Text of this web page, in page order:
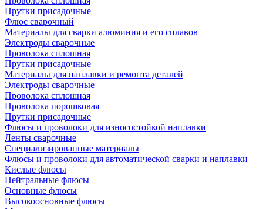
Прутки присадочные
Флюс сварочный
Материалы для сварки алюминия и его сплавов
Электроды сварочные
Проволока сплошная
Прутки присадочные
Материалы для наплавки и ремонта деталей
Электроды сварочные
Проволока сплошная
Проволока порошковая
Прутки присадочные
Флюсы и проволоки для износостойкой наплавки
Ленты сварочные
Специализированные материалы
Флюсы и проволоки для автоматической сварки и наплавки
Кислые флюсы
Нейтральные флюсы
Основные флюсы
Высокоосновные флюсы